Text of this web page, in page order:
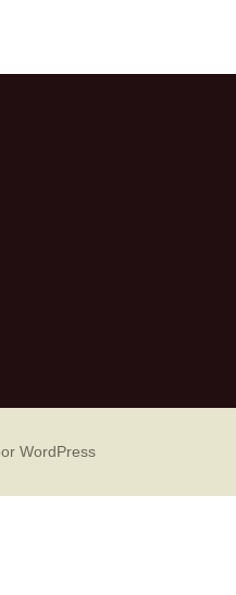
WordPress